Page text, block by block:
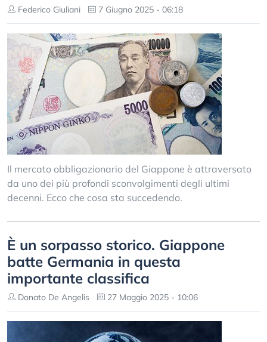
Federico Giuliani 7 Giugno 2025 - 06:18
Il mercato obbligazionario del Giappone è attraversato
da uno dei più profondi sconvolgimenti degli ultimi
decenni. Ecco che cosa sta succedendo.
È un sorpasso storico. Giappone
batte Germania in questa
importante classifica
Donato De Angelis 27 Maggio 2025 - 10:06